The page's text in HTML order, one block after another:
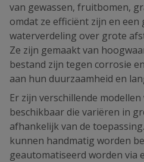
van gewassen, fruitbomen,
omdat ze efficiënt zijn en een
waterverdeling over grote
Ze zijn gemaakt van
bestand zijn tegen corrosie
aan hun duurzaamheid en
Er zijn verschillende
beschikbaar die variëren in
afhankelijk van de
kunnen handmatig worden
geautomatiseerd worden via